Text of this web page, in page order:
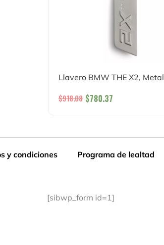
Llavero BMW THE X2, Metal
$918.08 $780.37
y condiciones Programa de lealtad
[sibwp_form id=1]